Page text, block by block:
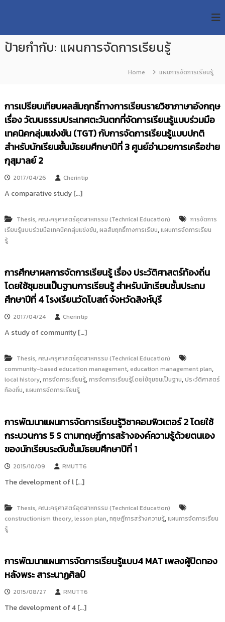
p
U
T
e
a
r
c
h
R
p
s
i
r
y
:
ค
ลั
ง
อ
มู
ล
ง
วิ
จั
ย
วิ
ท
ท
ค
โ
น
โ
ล
ยี
ม
ล
ธั
ป้ายกำกับ: แผนการจัดการเรียนรู้
Home แผนการจัดการเรียนรู้
การเปรียบเทียบผลสัมฤทธิ์ทางการเรียนรายวิชาภาษาอังกฤษ
เรื่อง วัฒนธรรมประเทศตะวันตกที่จัดการเรียนรู้แบบร่วมมือ
เทคนิคกลุ่มแข่งขัน (TGT) กับการจัดการเรียนรู้แบบปกติ
สำหรับนักเรียนชั้นมัธยมศึกษาปีที่ 3 ศูนย์อำนวยการเครือข่าย
กุสุมาลย์ 2
2017/04/26 Cherintip
A comparative study […]
Thesis,คณะครุศาสตร์อุตสาหกรรม (Technical Education)
การจัดการ
เรียนรู้แบบร่วมมือเทคนิคกลุ่มแข่งขัน,ผลสัมฤทธิ์ทางการเรียน,แผนการจัดการเรียน
รู้
การศึกษาผลการจัดการเรียนรู้ เรื่อง ประวัติศาสตร์ท้องถิ่น
โดยใช้ชุมชนเป็นฐานการเรียนรู้ สำหรับนักเรียนชั้นประถม
ศึกษาปีที่ 4 โรงเรียนวัดโบสถ์ จังหวัดสิงห์บุรี
2017/04/24 Cherintip
A study of community […]
Thesis,คณะครุศาสตร์อุตสาหกรรม (Technical Education)
community-based education management, education management plan,
local history,การจัดการเรียนรู้,การจัดการเรียนรู้โดยใช้ชุมชนเป็นฐาน,ประวัติศาสตร์
ท้องถิ่น,แผนการจัดการเรียนรู้
การพัฒนาแผนการจัดการเรียนรู้วิชาคอมพิวเตอร์ 2 โดยใช้
กระบวนการ 5 S ตามทฤษฏีการสร้างองค์ความรู้ด้วยตนเอง
ของนักเรียนระดับชั้นมัธยมศึกษาปีที่ 1
2015/10/09 RMUTT6
The development of l […]
Thesis,คณะครุศาสตร์อุตสาหกรรม (Technical Education)
constructionism theory,lesson plan,ทฤษฎีการสร้างความรู้,แผนการจัดการเรียน
รู้
การพัฒนาแผนการจัดการเรียนรู้แบบ4 MAT เพลงผู้ปิดทอง
หลังพระ สาระนาฏศิลป์
2015/08/27 RMUTT6
The development of 4 […]